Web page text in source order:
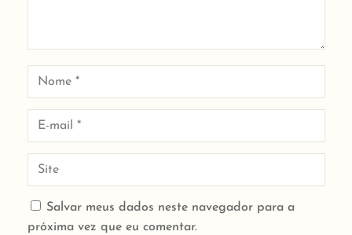
Salvar meus dados neste navegador para a
próxima vez que eu comentar.